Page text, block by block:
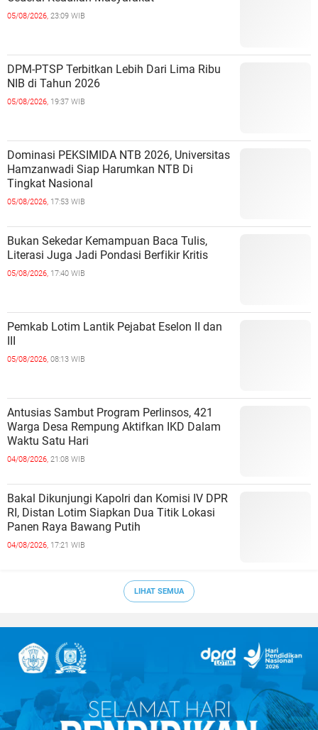
05/08/2026, 23:09 WIB
DPM-PTSP Terbitkan Lebih Dari Lima Ribu
NIB di Tahun 2026
05/08/2026, 19:37 WIB
Dominasi PEKSIMIDA NTB 2026, Universitas
Hamzanwadi Siap Harumkan NTB Di
Tingkat Nasional
05/08/2026, 17:53 WIB
Bukan Sekedar Kemampuan Baca Tulis,
Literasi Juga Jadi Pondasi Berfikir Kritis
05/08/2026, 17:40 WIB
Pemkab Lotim Lantik Pejabat Eselon II dan
III
05/08/2026, 08:13 WIB
Antusias Sambut Program Perlinsos, 421
Warga Desa Rempung Aktifkan IKD Dalam
Waktu Satu Hari
04/08/2026, 21:08 WIB
Bakal Dikunjungi Kapolri dan Komisi IV DPR
RI, Distan Lotim Siapkan Dua Titik Lokasi
Panen Raya Bawang Putih
04/08/2026, 17:21 WIB
LIHAT SEMUA